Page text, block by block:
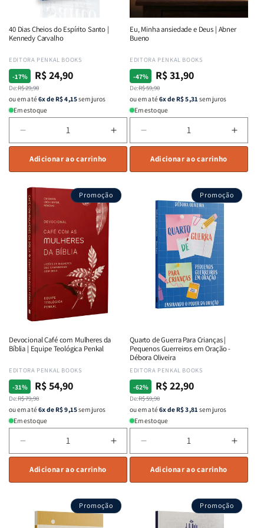
40 Dias Cheios do Espírito Santo |
Kennedy Carvalho
Fornecedor:
EDITORA PENKAL BOOKS
-17%
Preço
normal
De:R$ 29,90
Preço
promocional
R$ 24,90
ou em até6x de R$ 4,15sem juros
Em estoque
a
quantidade
de
40
Dias
Cheios
do
Espírito
Santo
Kennedy
Carvalho
Aumentar
a
quantidade
de
Dias
Adicionar ao carrinho
Eu, Minha ansiedade e Deus | Abner
Bueno
Fornecedor:
EDITORA PENKAL BOOKS
-47%
Preço
normal
De:R$ 59,90
Preço
promocional
R$ 31,90
ou em até6x de R$ 5,31 sem juros
Em estoque
a
quantidade
de
Minha
ansiedade
Deus
Bueno
a
de
Minha
Adicionar ao carrinho
Promoção
Devocional Café com Mulheres da
Bíblia | Equipe Teológica Penkal
Fornecedor:
EDITORA PENKAL BOOKS
-31%
Preço
normal
De:R$ 79,90
Preço
promocional
R$ 54,90
ou em até6x de R$ 9,15sem juros
Em estoque
a
quantidade
de
Café
Aumentar
a
quantidade
de
Café
Adicionar ao carrinho
Promoção
Quarto de Guerra Para Crianças |
Pequenos Guerreiros em Oração -
Débora Oliveira
Fornecedor:
EDITORA PENKAL BOOKS
-62%
Preço
normal
De:R$ 59,90
Preço
promocional
R$ 22,90
ou em até6x de R$ 3,81 sem juros
Em estoque
a
quantidade
de
a
de
de
Adicionar ao carrinho
Promoção Promoção